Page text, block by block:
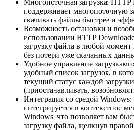
Многопоточная загрузка: HTTP
поддерживает многопоточную
скачивать файлы быстрее и
Возможность остановки и
использовании HTTP
загрузку файла в любой момент
без потери уже скачанных
Удобное управление
удобный список загрузок, в
текущий статус каждой
(приостанавливать,
Интеграция со средой
интегрируется в контекстное
Windows, что позволяет вам
загрузку файла, щелкнув